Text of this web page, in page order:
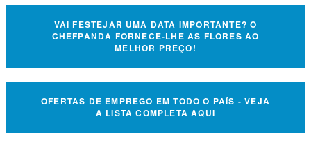
VAI FESTEJAR UMA DATA IMPORTANTE? O
CHEFPANDA FORNECE-LHE AS FLORES AO
MELHOR PREÇO!
OFERTAS DE EMPREGO EM TODO O PAÍS - VEJA
A LISTA COMPLETA AQUI